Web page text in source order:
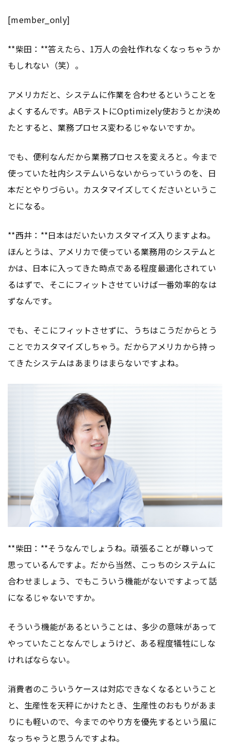
[member_only]
**柴田：**答えたら、1万人の会社作れなくなっちゃうか
もしれない（笑）。
アメリカだと、システムに作業を合わせるということを
よくするんです。ABテストにOptimizely使おうとか決め
たとすると、業務プロセス変わるじゃないですか。
でも、便利なんだから業務プロセスを変えろと。今まで
使っていた社内システムいらないからっていうのを、日
本だとやりづらい。カスタマイズしてくださいというこ
とになる。
**西井：**日本はだいたいカスタマイズ入りますよね。
ほんとうは、アメリカで使っている業務用のシステムと
かは、日本に入ってきた時点である程度最適化されてい
るはずで、そこにフィットさせていけば一番効率的なは
ずなんです。
でも、そこにフィットさせずに、うちはこうだからとう
ことでカスタマイズしちゃう。だからアメリカから持っ
てきたシステムはあまりはまらないですよね。
**柴田：**そうなんでしょうね。頑張ることが尊いって
思っているんですよ。だから当然、こっちのシステムに
合わせましょう、でもこういう機能がないですよって話
になるじゃないですか。
そういう機能があるということは、多少の意味があって
やっていたことなんでしょうけど、ある程度犠牲にしな
ければならない。
消費者のこういうケースは対応できなくなるということ
と、生産性を天秤にかけたとき、生産性のおもりがあま
りにも軽いので、今までのやり方を優先するという風に
なっちゃうと思うんですよね。